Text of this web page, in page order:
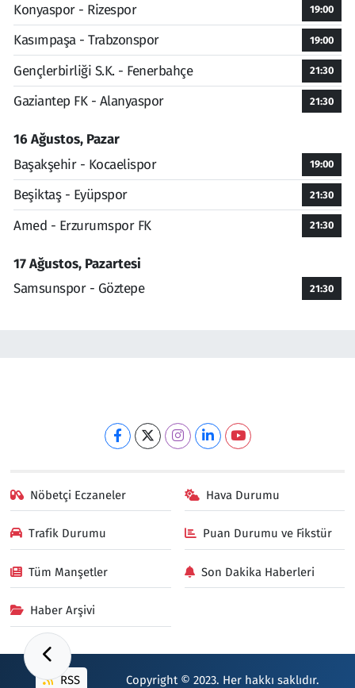
Konyaspor - Rizespor
19:00
Kasımpaşa - Trabzonspor 19:00
Gençlerbirliği S.K. - Fenerbahçe 21:30
Gaziantep FK - Alanyaspor 21:30
16 Ağustos, Pazar
Başakşehir - Kocaelispor
19:00
Beşiktaş - Eyüpspor 21:30
Amed - Erzurumspor FK 21:30
17 Ağustos, Pazartesi
Samsunspor - Göztepe
21:30
Nöbetçi Eczaneler Hava Durumu
Trafik Durumu Puan Durumu ve Fikstür
Tüm Manşetler Son Dakika Haberleri
Haber Arşivi
RSS Copyright © 2023. Her hakkı saklıdır.